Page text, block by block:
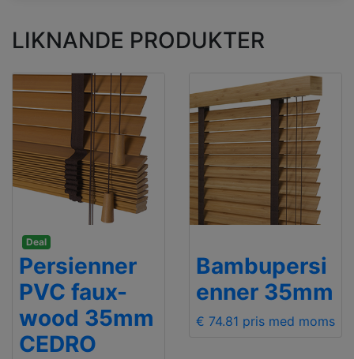
LIKNANDE PRODUKTER
Deal
Persienner
PVC faux-
wood 35mm
CEDRO
Bambupersi
enner 35mm
€ 74.81 pris med moms